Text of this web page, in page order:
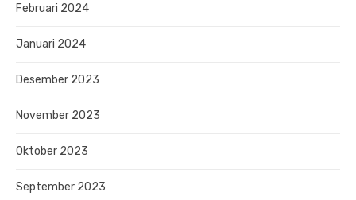
Februari 2024
Januari 2024
Desember 2023
November 2023
Oktober 2023
September 2023